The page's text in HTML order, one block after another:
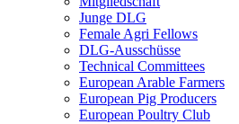
Junge DLG
Female Agri Fellows
DLG-Ausschüsse
Technical Committees
European Arable Farmers
European Pig Producers
European Poultry Club